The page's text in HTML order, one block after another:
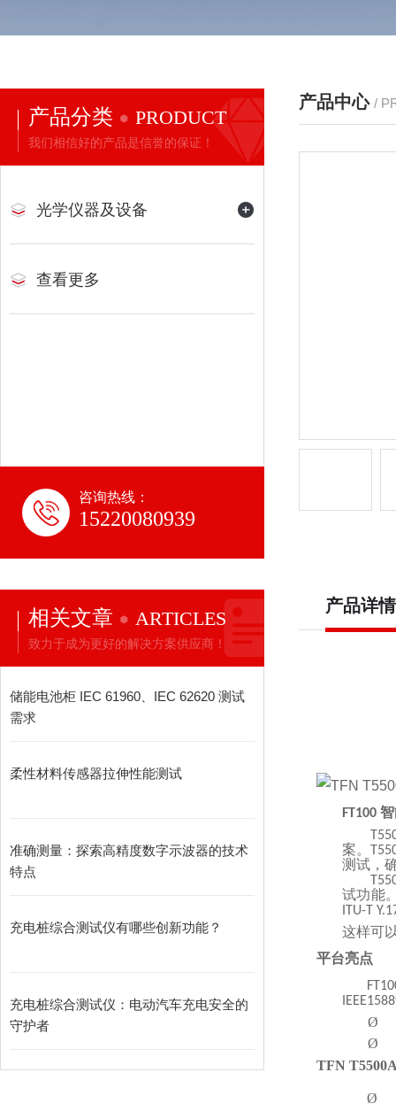
产品分类 PRODUCT
我们相信好的产品是信誉的保证！
光学仪器及设备
查看更多
咨询热线：
15220080939
相关文章 ARTICLES
致力于成为更好的解决方案供应商！
储能电池柜 IEC 61960、IEC 62620 测试
需求
柔性材料传感器拉伸性能测试
准确测量：探索高精度数字示波器的技术
特点
充电桩综合测试仪有哪些创新功能？
充电桩综合测试仪：电动汽车充电安全的
守护者
产品中心 /
产品详情
FT100
案。
测试，
试功能
ITU-T
这样可
平台亮点
Ø
Ø
TFN
Ø